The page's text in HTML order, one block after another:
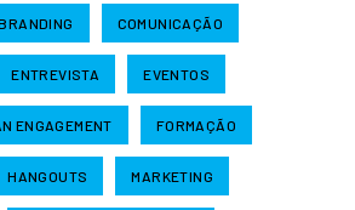
COMUNICAÇÃO
ENTREVISTA EVENTOS
ENGAGEMENT FORMAÇÃO
HANGOUTS MARKETING